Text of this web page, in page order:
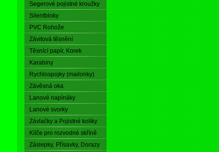
Segerové pojistné kroužky
Silentbloky
PVC Rohože
Závitová těsnění
Těsnící papír, Korek
Karabiny
Rychlospojky (mailonky)
Závěsná oka
Lanové napínáky
Lanové svorky
Závlačky a Pojistné kolíky
Klíče pro rozvodné skříně
Záslepky, Přísavky, Dorazy